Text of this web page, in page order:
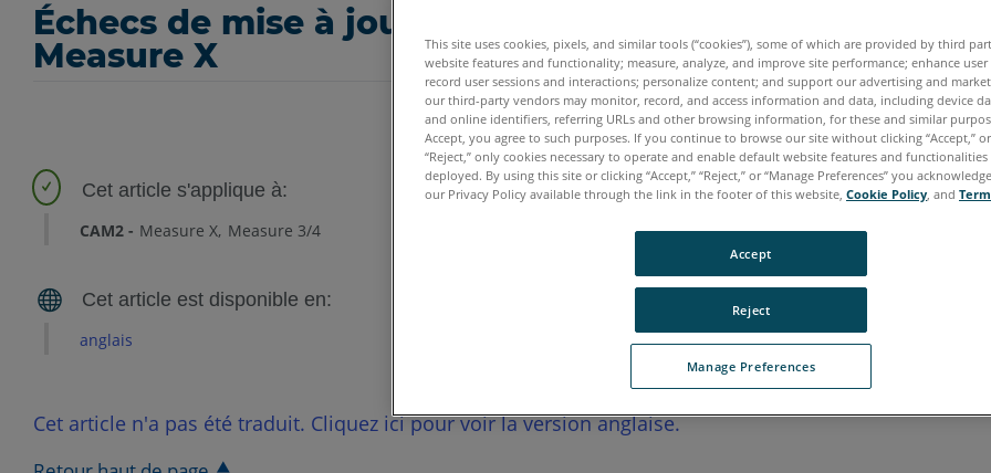
Échecs de mise à jour d’une version antérieure de
Measure X
CAM2 Measure X Measure 3/4
anglais
Cet article n'a pas été traduit. Cliquez ici pour voir la version anglaise.
This site uses cookies, pixels, and similar tools (“cookies”), some of which are provided by third
website features and functionality; measure, analyze, and improve site performance; enhance user
record user sessions and interactions; personalize content; and support our advertising and
our third-party vendors may monitor, record, and access information and data, including device
and online identifiers, referring URLs and other browsing information, for these and similar
Accept, you agree to such purposes. If you continue to browse our site without clicking “Accept,”
“Reject,” only cookies necessary to operate and enable default website features and
deployed. By using this site or clicking “Accept,” “Reject,” or “Manage Preferences” you
our Privacy Policy available through the link in the footer of this website, Cookie Policy, and
Manage Preferences
Reject
Accept